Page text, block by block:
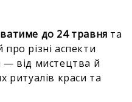
до 24 травня та
різні аспекти
— від мистецтва й
ритуалів краси та